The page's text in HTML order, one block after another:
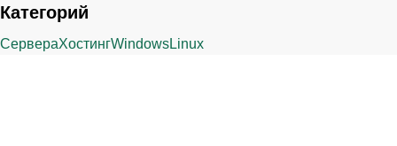
Категорий
СервераХостингWindowsLinux